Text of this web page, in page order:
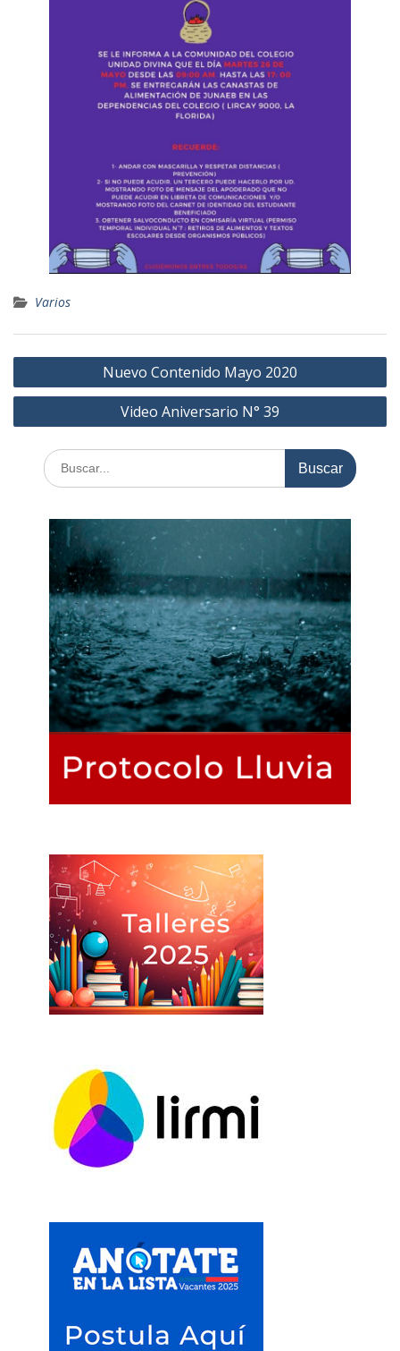
Varios
Navegación
de
Nuevo Contenido Mayo 2020
Video Aniversario N° 39
Buscar: